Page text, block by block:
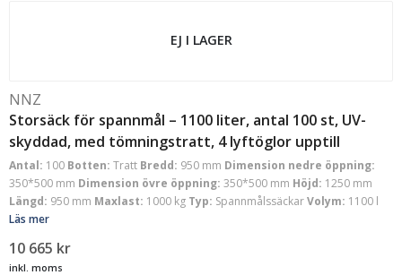
EJ I LAGER
NNZ
Storsäck för spannmål – 1100 liter, antal 100 st, UV-
skyddad, med tömningstratt, 4 lyftöglor upptill
Antal: 100 Botten: Tratt Bredd: 950 mm Dimension nedre öppning:
350*500 mm Dimension övre öppning: 350*500 mm Höjd: 1250 mm
Längd: 950 mm Maxlast: 1000 kg Typ: SpannmålssäckarVolym: 1100 l
Läs mer
10 665 kr
inkl. moms